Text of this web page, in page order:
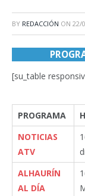
BY REDACCIÓN ON 22/
[su_table
PROGRAMA
NOTICIAS
ATV
ALHAURÍN
AL DÍA